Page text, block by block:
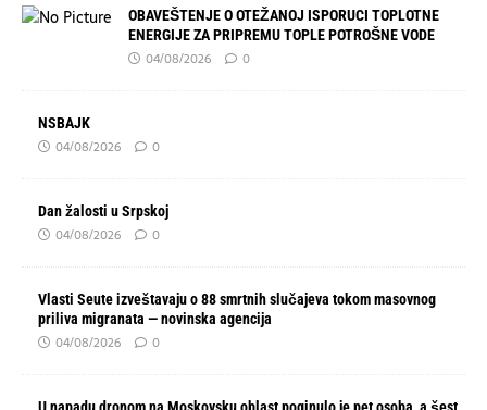
OBAVEŠTENJE O OTEŽANOJ ISPORUCI TOPLOTNE
ENERGIJE ZA PRIPREMU TOPLE POTROŠNE VODE
04/08/2026 0
NSBAJK
04/08/2026 0
Dan žalosti u Srpskoj
04/08/2026 0
Vlasti Seute izveštavaju o 88 smrtnih slučajeva tokom masovnog
priliva migranata — novinska agencija
04/08/2026 0